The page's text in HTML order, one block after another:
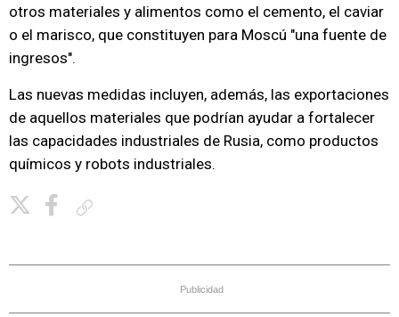
otros materiales y alimentos como el cemento, el caviar
o el marisco, que constituyen para Moscú "una fuente de
ingresos".
Las nuevas medidas incluyen, además, las exportaciones
de aquellos materiales que podrían ayudar a fortalecer
las capacidades industriales de Rusia, como productos
químicos y robots industriales.
Publicidad